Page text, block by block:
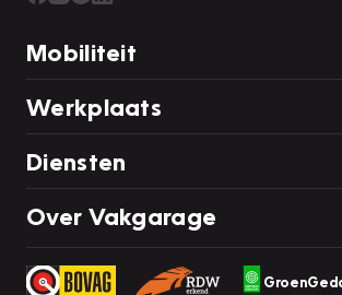
Mobiliteit
Werkplaats
Diensten
Over Vakgarage